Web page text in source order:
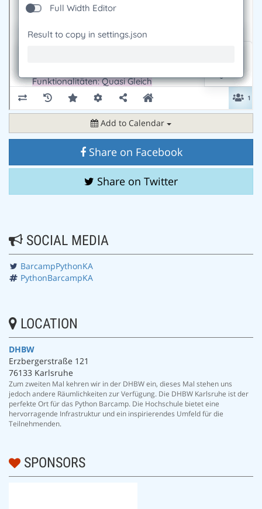
Add to Calendar
Share on Facebook
Share on Twitter
SOCIAL MEDIA
BarcampPythonKA
PythonBarcampKA
LOCATION
DHBW
Erzbergerstraße 121
76133 Karlsruhe
Zum zweiten Mal kehren wir in der DHBW ein, dieses Mal stehen uns
jedoch andere Räumlichkeiten zur Verfügung. Die DHBW Karlsruhe ist der
perfekte Ort für das Python Barcamp. Die Hochschule bietet eine
hervorragende Infrastruktur und ein inspirierendes Umfeld für die
Teilnehmenden.
SPONSORS